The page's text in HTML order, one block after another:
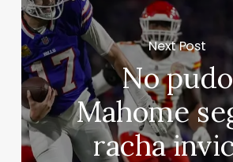
Next Post
No pudo
Mahome
racha